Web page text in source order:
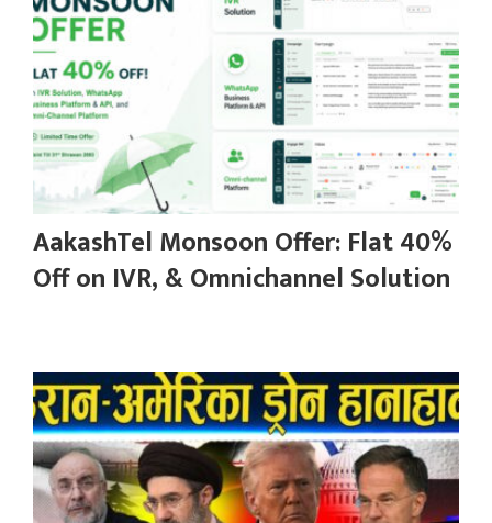
AakashTel Monsoon Offer: Flat 40%
Off on IVR, & Omnichannel Solution